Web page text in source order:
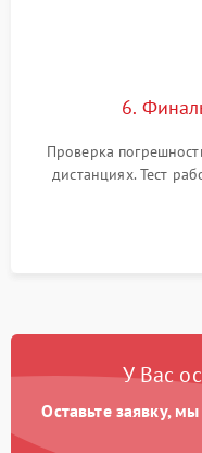
6.
Проверка
дистанциях. Тест
термограмм в память
автономности
У Вас
Оставьте заявку,